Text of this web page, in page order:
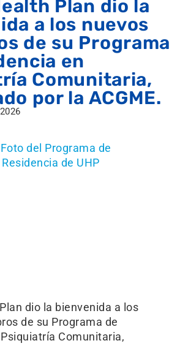
Plan dio la
a los nuevos
de su Programa
en
Comunitaria,
por la ACGME.
dio la bienvenida a los
de su Programa de
Comunitaria,